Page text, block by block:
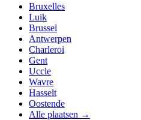
Bruxelles
Luik
Brussel
Antwerpen
Charleroi
Gent
Uccle
Wavre
Hasselt
Oostende
Alle plaatsen →